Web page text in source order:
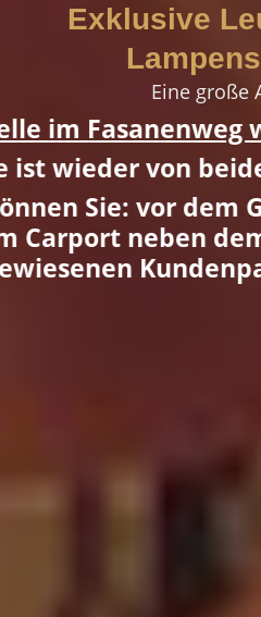
Exklusive
Eine große
wurde
beiden Seiten
dem Geschäft,
dem Geschäft